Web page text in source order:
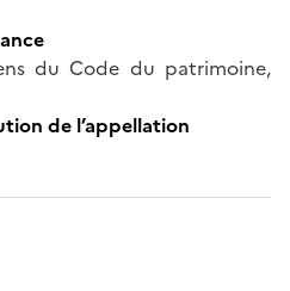
du Code du patrimoine,
de l’appellation